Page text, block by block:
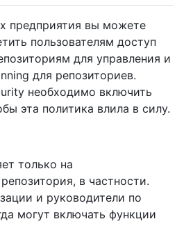
предприятия вы можете
пользователям доступ
для управления и
для репозиториев.
необходимо включить
эта политика влила в силу.
только на
в частности.
и руководители по
могут включать функции